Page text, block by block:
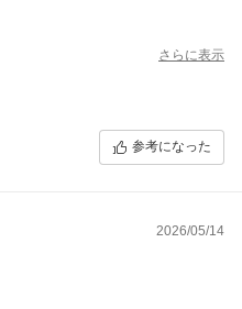
さらに表示
参考になった
2026/05/14